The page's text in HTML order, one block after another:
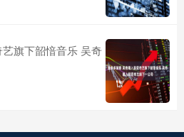
旗下韶愔音乐 吴奇